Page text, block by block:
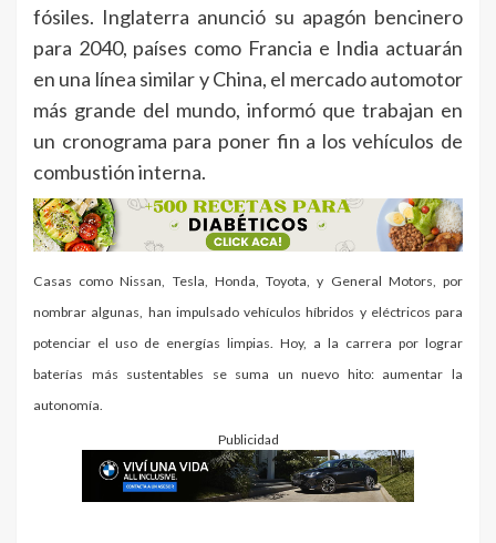
fósiles. Inglaterra anunció su apagón bencinero
para 2040, países como Francia e India actuarán
en una línea similar y China, el mercado automotor
más grande del mundo, informó que trabajan en
un cronograma para poner fin a los vehículos de
combustión interna.
Casas como Nissan, Tesla, Honda, Toyota, y General Motors, por
nombrar algunas, han impulsado vehículos híbridos y eléctricos para
potenciar el uso de energías limpias. Hoy, a la carrera por lograr
baterías más sustentables se suma un nuevo hito: aumentar la
autonomía.
Publicidad